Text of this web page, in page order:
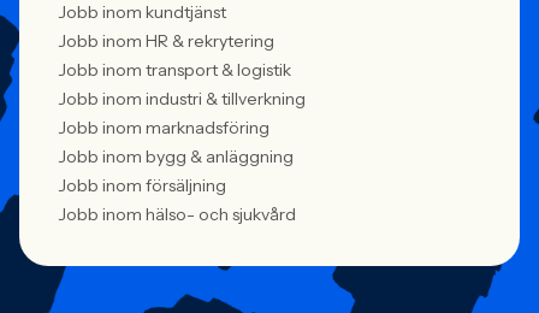
Jobb inom kundtjänst
Jobb inom HR & rekrytering
Jobb inom transport & logistik
Jobb inom industri & tillverkning
Jobb inom marknadsföring
Jobb inom bygg & anläggning
Jobb inom försäljning
Jobb inom hälso- och sjukvård